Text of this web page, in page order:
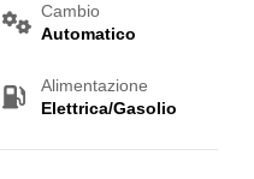
Cambio
Automatico
Alimentazione
Elettrica/Gasolio